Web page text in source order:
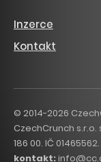
Inzerce
Kontakt
© 2014-2026
CzechCrunch s.r.o.
186 00. IČ 01465562.
kontakt: